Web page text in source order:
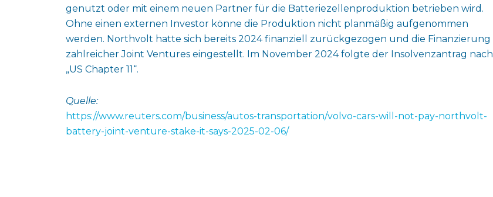
genutzt oder mit einem neuen Partner für die Batteriezellenproduktion betrieben wird.
Ohne einen externen Investor könne die Produktion nicht planmäßig aufgenommen
werden. Northvolt hatte sich bereits 2024 finanziell zurückgezogen und die Finanzierung
zahlreicher Joint Ventures eingestellt. Im November 2024 folgte der Insolvenzantrag nach
„US Chapter 11“.
Quelle:
https://www.reuters.com/business/autos-transportation/volvo-cars-will-not-pay-northvolt-
battery-joint-venture-stake-it-says-2025-02-06/